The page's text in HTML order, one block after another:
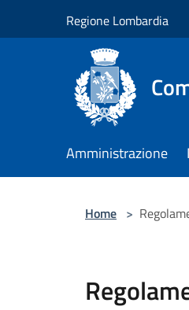
Regione Lombardia
Amministrazione
Home >